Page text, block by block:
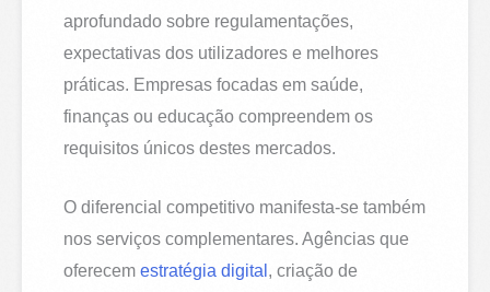
aprofundado sobre regulamentações,
expectativas dos utilizadores e melhores
práticas. Empresas focadas em saúde,
finanças ou educação compreendem os
requisitos únicos destes mercados.
O diferencial competitivo manifesta-se também
nos serviços complementares. Agências que
oferecemestratégia digital , criação de